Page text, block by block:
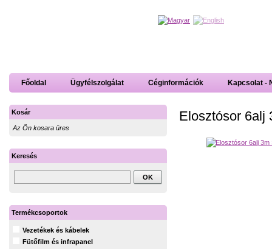
Főoldal Ügyfélszolgálat Céginformációk Kapcsolat -
Elosztósor 6alj
Kosár
Az Ön kosara üres
Keresés
Termékcsoportok
Vezetékek és kábelek
Fütőfilm és infrapanel